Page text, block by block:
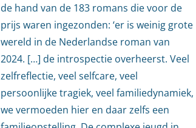
de hand van de 183 romans die voor de
prijs waren ingezonden: ‘er is weinig grote
wereld in de Nederlandse roman van
2024. […] de introspectie overheerst. Veel
zelfreflectie, veel selfcare, veel
persoonlijke tragiek, veel familiedynamiek,
we vermoeden hier en daar zelfs een